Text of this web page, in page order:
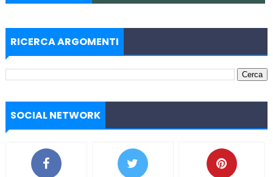
RICERCA ARGOMENTI
SOCIAL NETWORK